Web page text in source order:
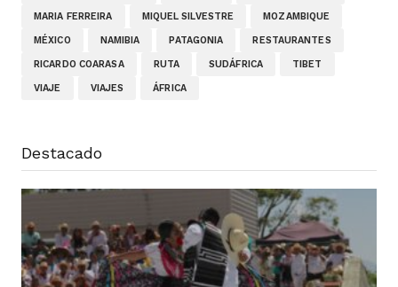
MARIA FERREIRA MIQUEL SILVESTRE MOZAMBIQUE
MÉXICO NAMIBIA PATAGONIA RESTAURANTES
RICARDO COARASA RUTA SUDÁFRICA TIBET
VIAJE VIAJES ÁFRICA
Destacado